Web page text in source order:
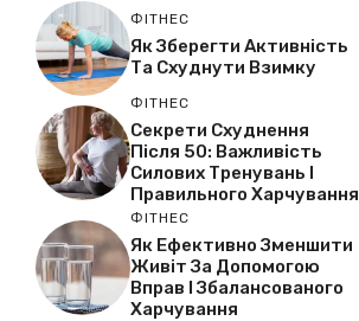
ФІТНЕС
Як Зберегти Активність
Та Схуднути Взимку
ФІТНЕС
Секрети Схуднення
Після 50: Важливість
Силових Тренувань І
Правильного Харчування
ФІТНЕС
Як Ефективно Зменшити
Живіт За Допомогою
Вправ І Збалансованого
Харчування